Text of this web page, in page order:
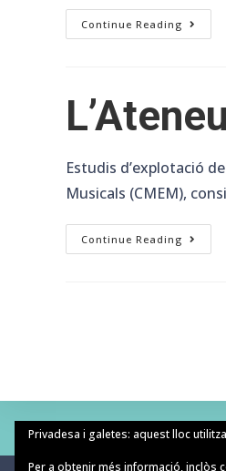
Continue Reading Cercle
De
Estudis d’explotació
Musicals (CMEM),
Continue Reading
–
Privadesa i galetes: aquest lloc
Per a obtenir més informació, inclòs